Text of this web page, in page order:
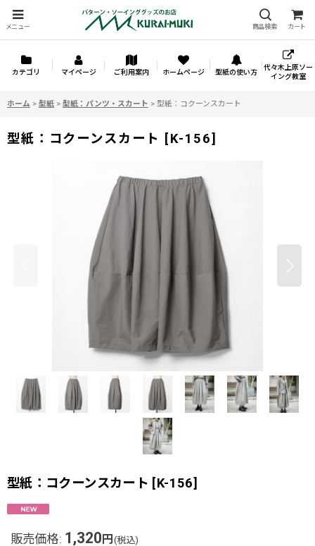
メニュー 商品検索 カート
カテゴリ マイページ ご利用案内 ホームページ 型紙の使い方
代々木上原ソー
イング教室
ホーム > 型紙 > 型紙：パンツ・スカート > 型紙：コクーンスカート
型紙：コクーンスカート [K-156]
型紙：コクーンスカート [K-156]
販売価格: 1,320 円 (税込)